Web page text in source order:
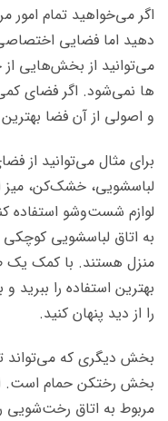
اگر می­‌خواهید تمام امور
دهید اما فضایی اختصاصی
ها نمی‌­شود. اگر فضای
و اصولی از آن فضا بهترین
برای مثال می‌­توانید از
لباسشویی، خشک‌کن، میز
لوازم شست‌وشو استفاده
به اتاق لباسشویی
منزل هستند. با کمک یک
بهترین استفاده را ببرید
را از دید پنهان کنید.
بخش دیگری که می‌­تواند
بخش رختکن حمام است.
مربوط به اتاق رخت‌شویی